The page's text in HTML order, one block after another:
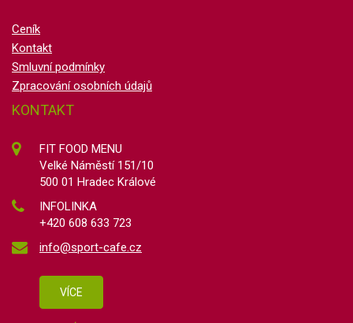
Ceník
Kontakt
Smluvní podmínky
Zpracování osobních údajů
KONTAKT
FIT FOOD MENU
Velké Náměstí 151/10
500 01 Hradec Králové
INFOLINKA
+420 608 633 723
info@sport-cafe.cz
VÍCE